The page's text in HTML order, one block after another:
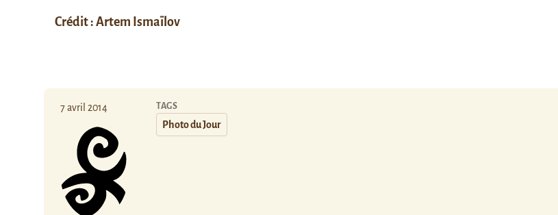
Crédit : Artem Ismaïlov
7 avril 2014 TAGS
Photo du Jour